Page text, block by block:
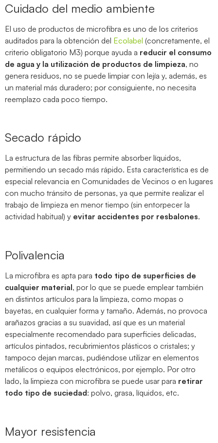
Cuidado del medio ambiente
El uso de productos de microfibra es uno de los criterios
auditados para la obtención del Ecolabel (concretamente, el
criterio obligatorio M3) porque ayuda a reducir el consumo
de agua y la utilización de productos de limpieza, no
genera residuos, no se puede limpiar con lejía y, además, es
un material más duradero; por consiguiente, no necesita
reemplazo cada poco tiempo.
Secado rápido
La estructura de las fibras permite absorber líquidos,
permitiendo un secado más rápido. Esta característica es de
especial relevancia en Comunidades de Vecinos o en lugares
con mucho tránsito de personas, ya que permite realizar el
trabajo de limpieza en menor tiempo (sin entorpecer la
actividad habitual) y evitar accidentes por resbalones.
Polivalencia
La microfibra es apta para todo tipo de superficies de
cualquier material, por lo que se puede emplear también
en distintos artículos para la limpieza, como mopas o
bayetas, en cualquier forma y tamaño. Además, no provoca
arañazos gracias a su suavidad, así que es un material
especialmente recomendado para superficies delicadas,
artículos pintados, recubrimientos plásticos o cristales; y
tampoco dejan marcas, pudiéndose utilizar en elementos
metálicos o equipos electrónicos, por ejemplo. Por otro
lado, la limpieza con microfibra se puede usar para retirar
todo tipo de suciedad: polvo, grasa, líquidos, etc.
Mayor resistencia